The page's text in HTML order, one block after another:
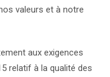
valeurs et à notre
aux exigences
relatif à la qualité des